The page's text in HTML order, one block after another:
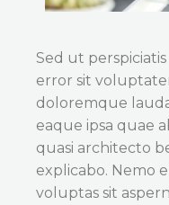
Sed ut
error sit
doloremque
eaque ipsa quae
quasi architecto
explicabo. Nemo
voluptas sit